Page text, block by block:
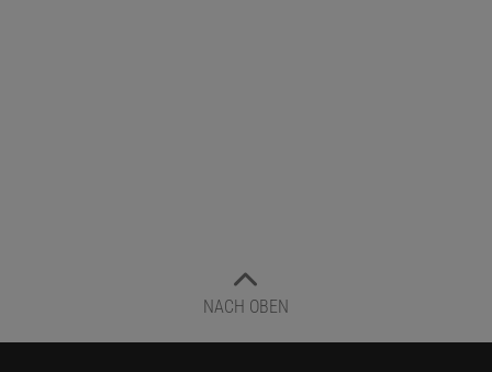
NACH OBEN